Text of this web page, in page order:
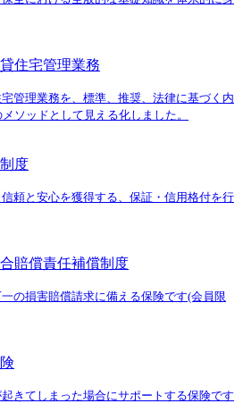
住宅管理業務
管理業務を、標準、推奨、法律に基づく内
ソッドとして見える化しました。
度
頼と安心を獲得する、保証・信用格付を行
賠償責任補償制度
の損害賠償請求に備える保険です(会員限
きてしまった場合にサポートする保険です